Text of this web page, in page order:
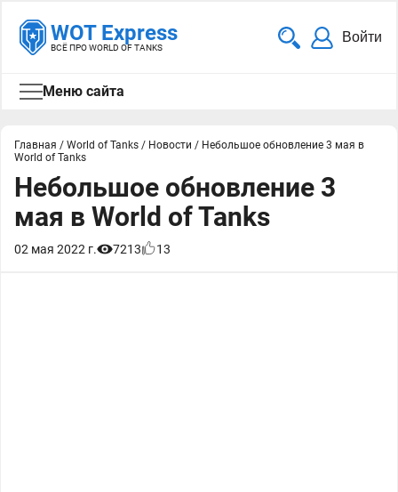
WOT Express
ВСЁ ПРО WORLD OF TANKS
Войти
Меню сайта
Главная / World of Tanks / Новости / Небольшое обновление 3 мая в
World of Tanks
Небольшое обновление 3
мая в World of Tanks
02 мая 2022 г. 7213 13